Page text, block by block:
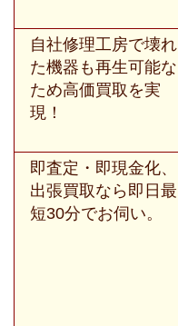
自社修理工房で壊れ
た機器も再生可能な
ため高価買取を実
現！
即査定・即現金化、
出張買取なら即日最
短30分でお伺い。